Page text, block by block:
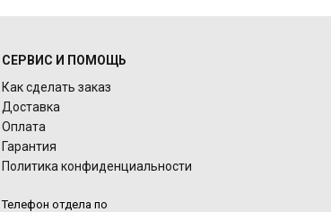
СЕРВИС И ПОМОЩЬ
Как сделать заказ
Доставка
Оплата
Гарантия
Политика конфиденциальности
Телефон отдела по